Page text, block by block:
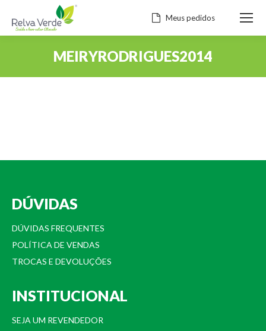
Meus pedidos
MEIRYRODRIGUES2014
DÚVIDAS
DÚVIDAS FREQUENTES
POLÍTICA DE VENDAS
TROCAS E DEVOLUÇÕES
INSTITUCIONAL
SEJA UM REVENDEDOR